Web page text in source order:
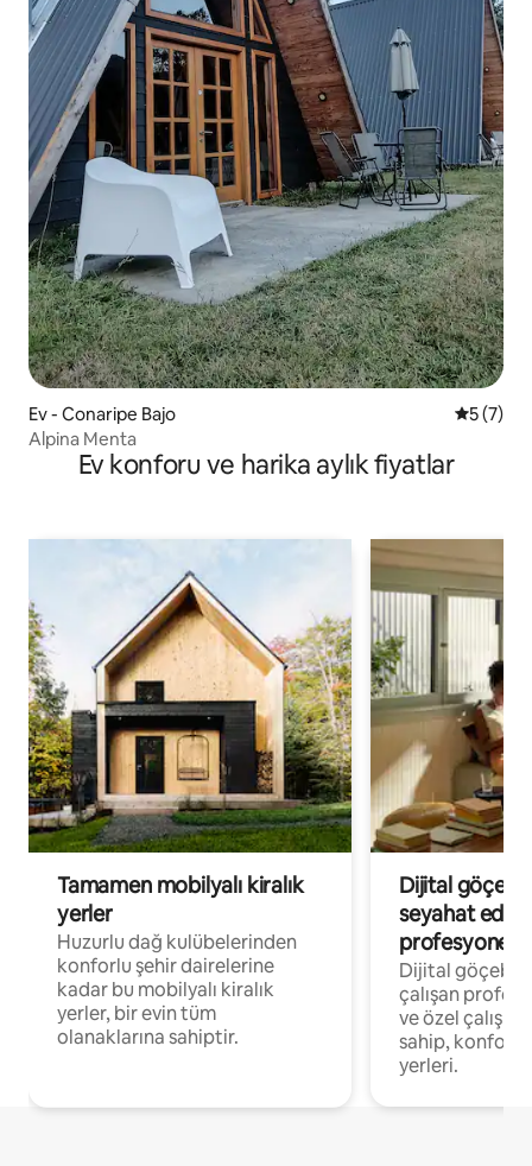
Ev - Conaripe Bajo 55 (7)
Alpina Menta
Ev konforu ve harika aylık fiyatlar
Tamamen mobilyalı kiralık
yerler
Huzurlu dağ kulübelerinden
konforlu şehir dairelerine
kadar bu mobilyalı kiralık
yerler, bir evin tüm
olanaklarına sahiptir.
Dijital
seyahat eden
Dijital
çalışan
ve özel
sahip,
yerleri.